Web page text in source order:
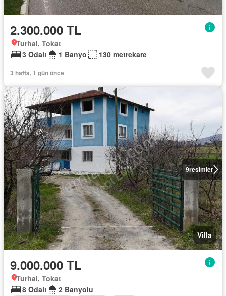
2.300.000 TL
Turhal, Tokat
3 Odalı
1 Banyo 130 metrekare
3 hafta, 1 gün önce
9resimler
Villa
9.000.000 TL
Turhal, Tokat
8 Odalı
2 Banyolu